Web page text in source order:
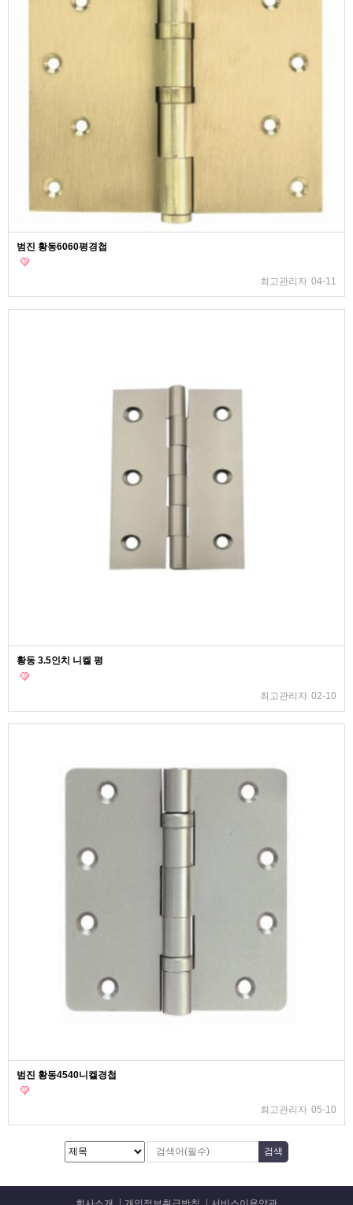
범진 황동6060평경첩
최고관리자 04-11
황동 3.5인치 니켈 평
최고관리자 02-10
범진 황동4540니켈경첩
최고관리자 05-10